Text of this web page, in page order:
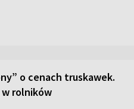
o cenach truskawek.
rolników